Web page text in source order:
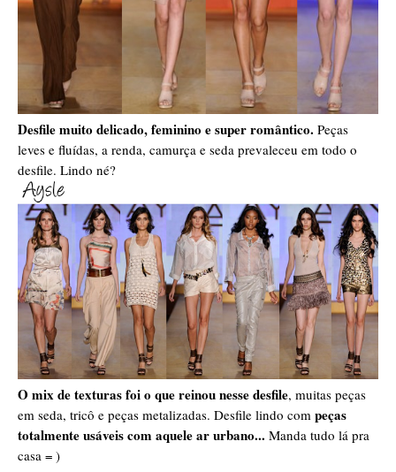
Desfile muito delicado, feminino e super romântico. Peças
leves e fluídas, a renda, camurça e seda prevaleceu em todo o
desfile. Lindo né?
O mix de texturas foi o que reinou nesse desfile, muitas peças
em seda, tricô e peças metalizadas. Desfile lindo com peças
totalmente usáveis com aquele ar urbano... Manda tudo lá pra
casa = )